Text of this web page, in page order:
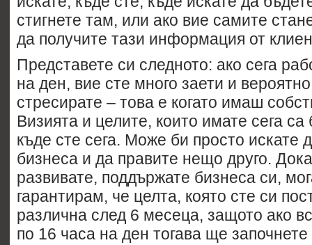
стигнете там, или ако вие самите
да получите тази информация от
Представете си следното: ако сега
на ден, вие сте много заети и
стресирате – това е когато имаш
Визията и целите, които имате сега
къде сте сега. Може би просто искате
бизнеса и да правите нещо друго.
развивате, поддържате бизнеса си,
гарантирам, че целта, която сте си
различна след 6 месеца, защото ако
по 16 часа на ден тогава ще